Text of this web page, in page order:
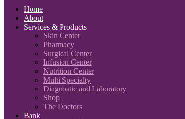
Home
About
Services & Products
Skin Center
Pharmacy
Surgical Center
Infusion Center
Nutrition Center
Multi Specialty
Diagnostic and Laboratory
Shop
The Doctors
Bank